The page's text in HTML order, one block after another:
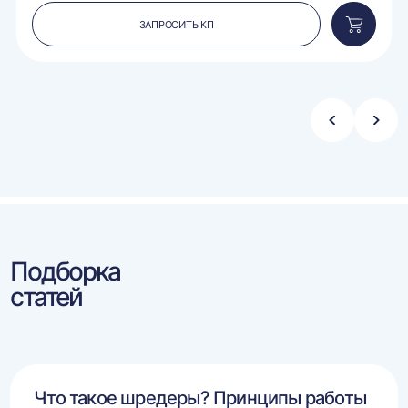
ЗАПРОСИТЬ КП
в
Стрелка
Подборка
статей
Что такое шредеры? Принципы работы